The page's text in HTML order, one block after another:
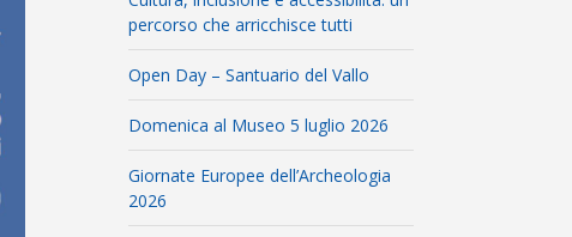
percorso che arricchisce tutti
Open Day – Santuario del Vallo
Domenica al Museo 5 luglio 2026
Giornate Europee dell’Archeologia
2026